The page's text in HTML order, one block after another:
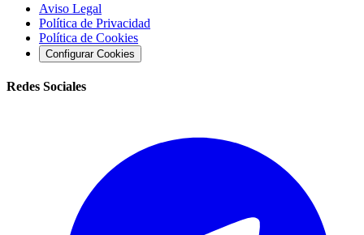
Aviso Legal
Política de Privacidad
Política de Cookies
Configurar Cookies
Redes Sociales